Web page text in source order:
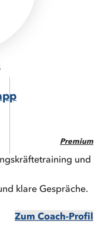
Premium
und
klare Gespräche.
Zum Coach-Profil